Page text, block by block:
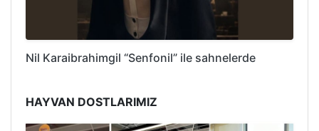
Nil Karaibrahimgil “Senfonil” ile sahnelerde
HAYVAN DOSTLARIMIZ